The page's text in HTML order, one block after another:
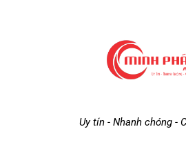
Uy tín - Nhanh chóng -